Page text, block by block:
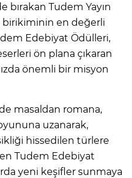
bırakan Tudem Yayın
birikiminin en değerli
Edebiyat Ödülleri,
ön plana çıkaran
önemli bir misyon
masaldan romana,
uzanarak,
hissedilen türlere
Tudem Edebiyat
yeni keşifler sunmaya